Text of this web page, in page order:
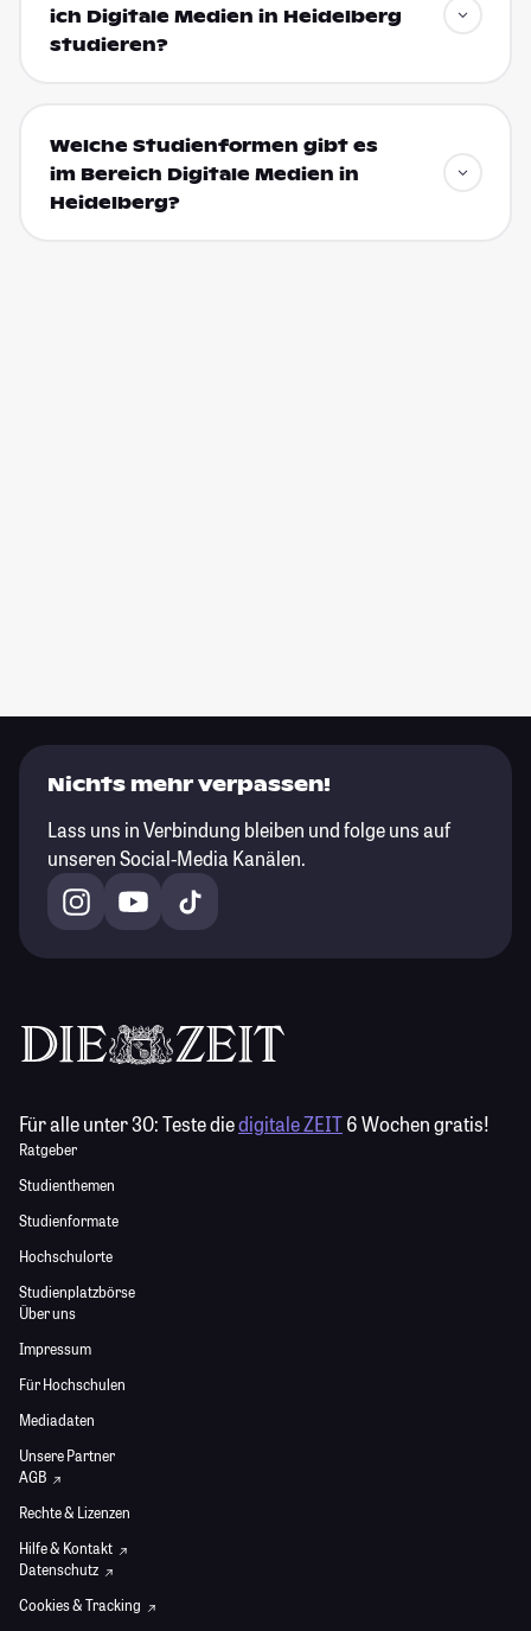
ich Digitale Medien in Heidelberg
studieren?
Welche Studienformen gibt es
im Bereich Digitale Medien in
Heidelberg?
Nichts mehr verpassen!
Lass uns in Verbindung bleiben und folge uns auf
unseren Social-Media Kanälen.
Für alle unter 30:Teste diedigitale ZEIT6 Wochen gratis!
Ratgeber
Studienthemen
Studienformate
Hochschulorte
Studienplatzbörse
Über uns
Impressum
Für Hochschulen
Mediadaten
Unsere Partner
AGB
Rechte & Lizenzen
Hilfe & Kontakt
Datenschutz
Cookies & Tracking